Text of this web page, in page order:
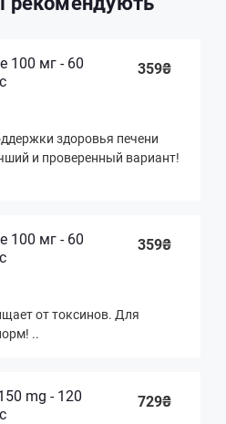
100 мг - 60
359₴
здоровья печени
и проверенный вариант!
100 мг - 60
359₴
от токсинов. Для
..
mg - 120
729₴